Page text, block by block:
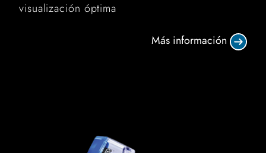
visualización óptima
Más información